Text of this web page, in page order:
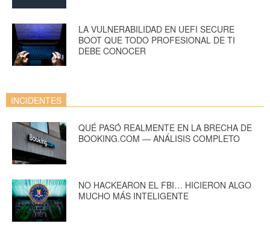
LA VULNERABILIDAD EN UEFI SECURE
BOOT QUE TODO PROFESIONAL DE TI
DEBE CONOCER
INCIDENTES
QUÉ PASÓ REALMENTE EN LA BRECHA DE
BOOKING.COM — ANÁLISIS COMPLETO
NO HACKEARON EL FBI… HICIERON ALGO
MUCHO MÁS INTELIGENTE